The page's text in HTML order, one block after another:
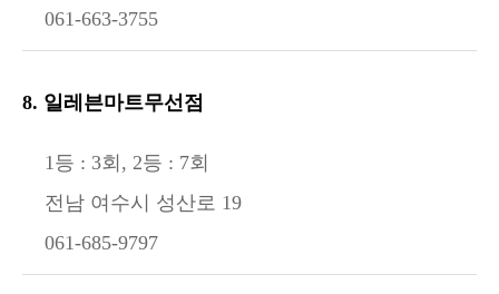
061-663-3755
8. 일레븐마트무선점
1등 : 3회, 2등 : 7회
전남 여수시 성산로 19
061-685-9797